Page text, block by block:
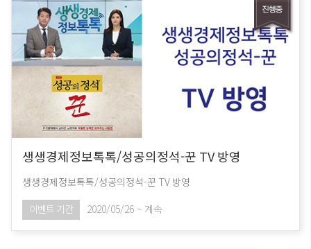
생생경제정보톡톡/성공의정석-꾼 TV 방영
생생경제정보톡톡/성공의정석-꾼 TV 방영
이벤트 기간
2020/05/26 ~ 계속